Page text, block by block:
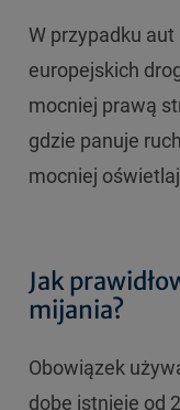
W przypadku
europejskich
mocniej prawą
gdzie panuje
mocniej
Jak
mijania?
Obowiązek
dobę istnieje od